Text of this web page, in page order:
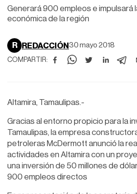
Generará 900 empleos e impulsará
económica de la región
R REDACCIÓN 30 mayo 2018
COMPARTIR:
Altamira, Tamaulipas.-
Gracias al entorno propicio para la
Tamaulipas, la empresa
petroleras McDermott anunció la
actividades en Altamira con un
una inversión de 50 millones de
900 empleos directos